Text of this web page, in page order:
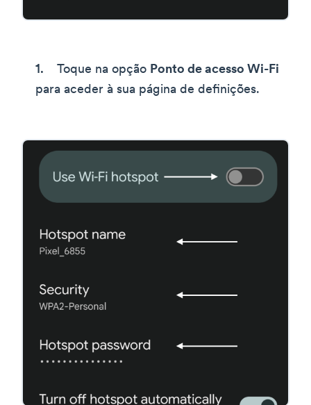
Toque na opção Ponto de acesso Wi-Fi
para aceder à sua página de definições.